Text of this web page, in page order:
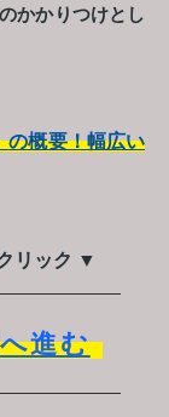
かかりつけとし
の概要！幅広い
リック ▼
進む